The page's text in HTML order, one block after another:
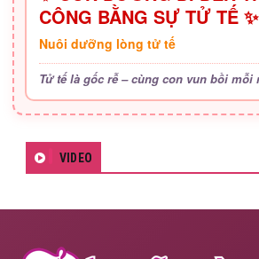
CÔNG BẰNG SỰ TỬ TẾ ✨
Nuôi dưỡng lòng tử tế
Tử tế là gốc rễ – cùng con vun bồi mỗi
VIDEO